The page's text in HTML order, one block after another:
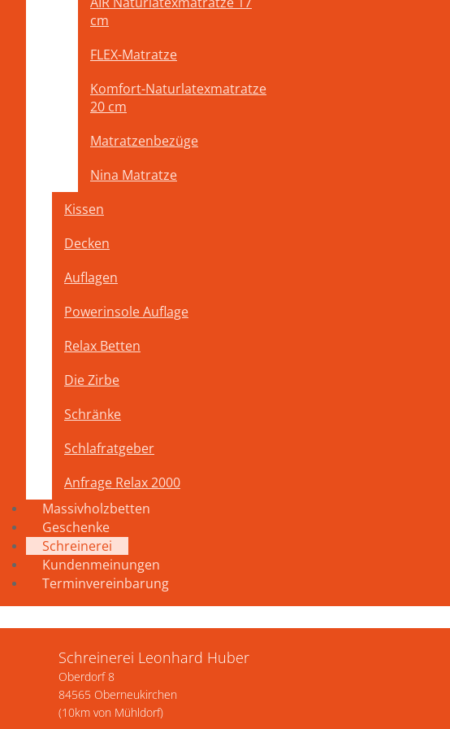
cm
FLEX-Matratze
Komfort-Naturlatexmatratze
20 cm
Matratzenbezüge
Nina Matratze
Kissen
Decken
Auflagen
Powerinsole Auflage
Relax Betten
Die Zirbe
Schränke
Schlafratgeber
Anfrage Relax 2000
Massivholzbetten
Geschenke
Schreinerei
Kundenmeinungen
Terminvereinbarung
Wir verwenden ausschließlich 100 % unbehandeltes massives Zirbenholz.
Wasseranteil ist niedrig Die Oberfläche bleibt roh, nur so können die
Je nach Wunsch - Form - Höhe – Größe und Holzart fertigen wir ihr Bett in
Schreinerei Leonhard Huber
Oberdorf 8
84565 Oberneukirchen
(10km von Mühldorf)